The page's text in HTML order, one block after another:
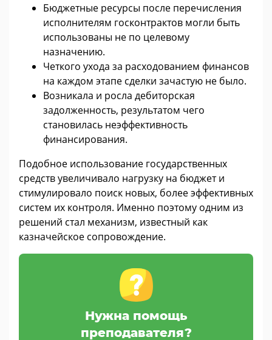
Бюджетные ресурсы после перечисления
исполнителям госконтрактов могли быть
использованы не по целевому
назначению.
Четкого ухода за расходованием финансов
на каждом этапе сделки зачастую не было.
Возникала и росла дебиторская
задолженность, результатом чего
становилась неэффективность
финансирования.
Подобное использование государственных
средств увеличивало нагрузку на бюджет и
стимулировало поиск новых, более эффективных
систем их контроля. Именно поэтому одним из
решений стал механизм, известный как
казначейское сопровождение.
Нужна помощь
преподавателя?